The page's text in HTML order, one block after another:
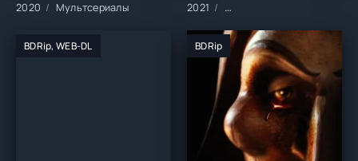
2020 Мультсериалы 2021 Фильмы/2021 год/
BDRip, WEB-DL BDRip